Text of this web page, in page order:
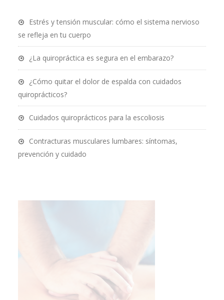
Estrés y tensión muscular: cómo el sistema nervioso
se refleja en tu cuerpo
¿La quiropráctica es segura en el embarazo?
¿Cómo quitar el dolor de espalda con cuidados
quiroprácticos?
Cuidados quiroprácticos para la escoliosis
Contracturas musculares lumbares: síntomas,
prevención y cuidado